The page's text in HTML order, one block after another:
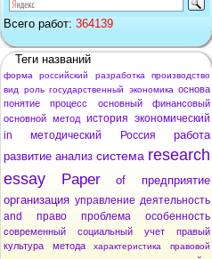
Всего работ: 364139
Теги названий
форма российский разработка
производство
вид
роль государственный экономика основа
понятие
процесс основный
финансовый
основной метод история экономический
in
методический Россия
работа
развитие анализ система research
essay
Paper of
предприятие
организация управление деятельность
and
право проблема особенность
современный социальный учет
правый
культура
метода характеристика
правовой